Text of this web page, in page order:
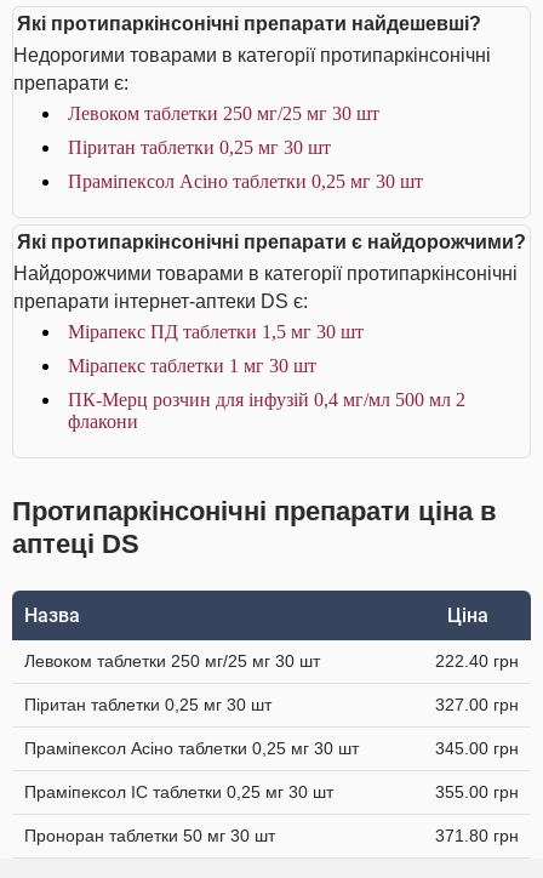
Які протипаркінсонічні препарати найдешевші?
Недорогими товарами в категорії протипаркінсонічні
препарати є:
Левоком таблетки 250 мг/25 мг 30 шт
Піритан таблетки 0,25 мг 30 шт
Праміпексол Асіно таблетки 0,25 мг 30 шт
Які протипаркінсонічні препарати є найдорожчими?
Найдорожчими товарами в категорії протипаркінсонічні
препарати інтернет-аптеки DS є:
Мірапекс ПД таблетки 1,5 мг 30 шт
Мірапекс таблетки 1 мг 30 шт
ПК-Мерц розчин для інфузій 0,4 мг/мл 500 мл 2
флакони
Протипаркінсонічні препарати ціна в
аптеці DS
Назва Ціна
Левоком таблетки 250 мг/25 мг 30 шт 222.40 грн
Піритан таблетки 0,25 мг 30 шт 327.00 грн
Праміпексол Асіно таблетки 0,25 мг 30 шт 345.00 грн
Праміпексол IC таблетки 0,25 мг 30 шт 355.00 грн
Проноран таблетки 50 мг 30 шт 371.80 грн